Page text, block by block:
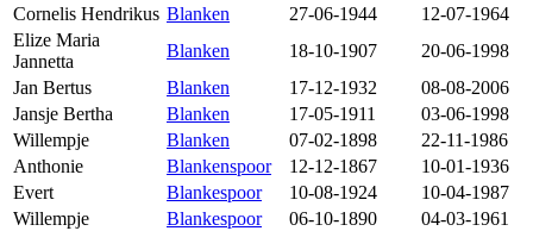
Cornelis Hendrikus Blanken 27-06-1944
12-07-1964
Elize Maria
Jannetta
Blanken 18-10-1907
20-06-1998
Jan Bertus
Blanken 17-12-1932
08-08-2006
Jansje Bertha
Blanken 17-05-1911
03-06-1998
Willempje
Blanken 07-02-1898
22-11-1986
Anthonie
Blankenspoor 12-12-1867
10-01-1936
Evert
Blankespoor 10-08-1924
10-04-1987
Willempje
Blankespoor 06-10-1890
04-03-1961